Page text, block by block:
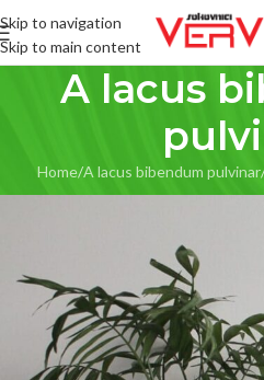
Skip to navigation
Skip to main content
A lacus
Home/A lacus bibendum pulvinar